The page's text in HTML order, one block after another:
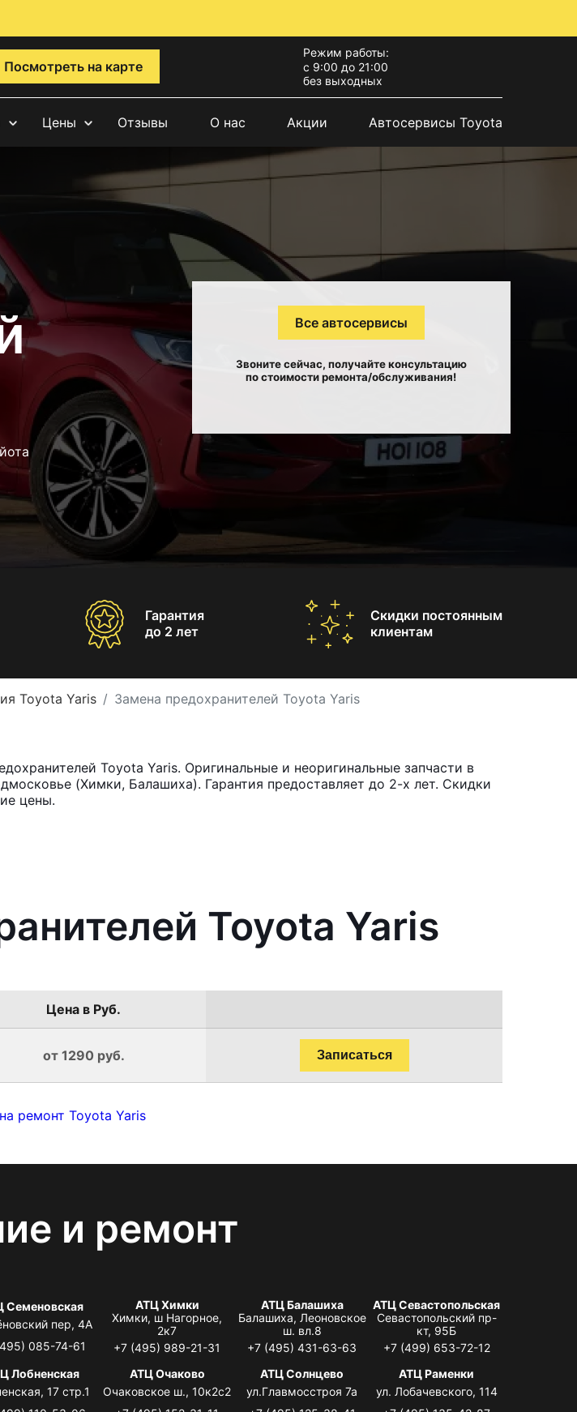
Посмотреть на карте
Режим работы:
с 9:00 до 21:00
без выходных
Цены Отзывы О нас Акции Автосервисы Toyota
Все автосервисы
Звоните сейчас, получайте консультацию
по стоимости ремонта/обслуживания!
Гарантия
до 2 лет
Скидки постоянным
клиентам
Toyota Yaris Замена предохранителей Toyota Yaris
Toyota Yaris. Оригинальные и неоригинальные запчасти в
(Химки, Балашиха). Гарантия предоставляет до 2-х лет. Скидки
цены.
Toyota Yaris
Цена в Руб.
от 1290 руб. Записаться
ремонт Toyota Yaris
и ремонт
Семеновская
пер, 4А
085-74-61
АТЦ Химки
Химки, ш Нагорное,
2к7
+7 (495) 989-21-31
АТЦ Балашиха
Балашиха, Леоновское
ш. вл.8
+7 (495) 431-63-63
АТЦ Севастопольская
Севастопольский пр-
кт, 95Б
+7 (499) 653-72-12
Лобненская
17 стр.1
АТЦ Очаково
Очаковское ш., 10к2с2
АТЦ Солнцево
ул.Главмосстроя 7а
АТЦ Раменки
ул. Лобачевского, 114